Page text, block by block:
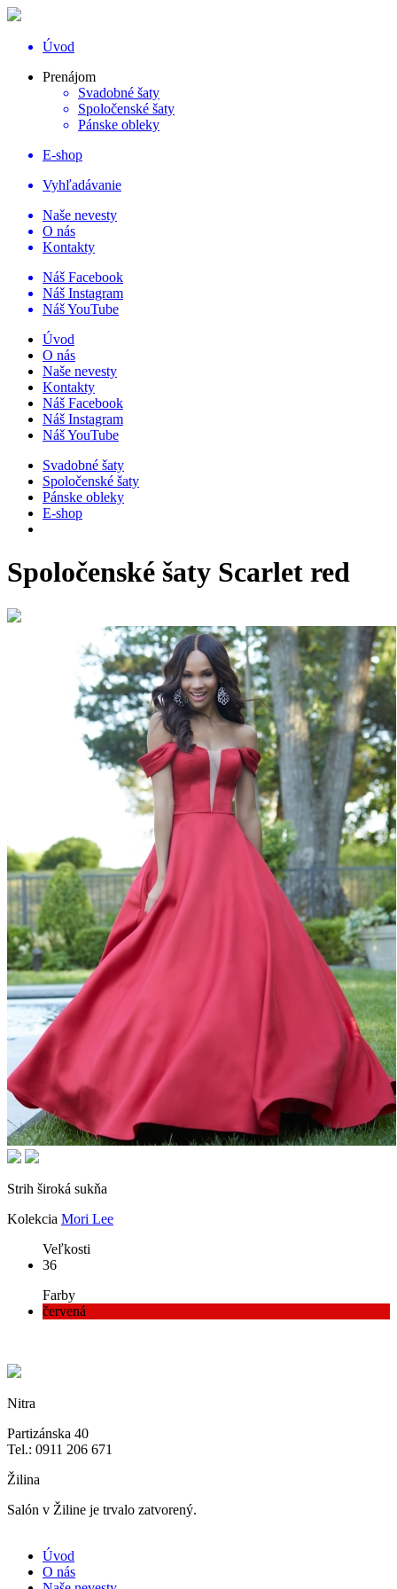
Úvod
Prenájom
Svadobné šaty
Spoločenské šaty
Pánske obleky
E-shop
Vyhľadávanie
Naše nevesty
O nás
Kontakty
Náš Facebook
Náš Instagram
Náš YouTube
Úvod
O nás
Naše nevesty
Kontakty
Náš Facebook
Náš Instagram
Náš YouTube
Svadobné šaty
Spoločenské šaty
Pánske obleky
E-shop
Spoločenské šaty Scarlet red
Strih široká sukňa
Kolekcia Mori Lee
Veľkosti
36
Farby
červená
Nitra
Partizánska 40
Tel.: 0911 206 671
Žilina
Salón v Žiline je trvalo zatvorený.
Úvod
O nás